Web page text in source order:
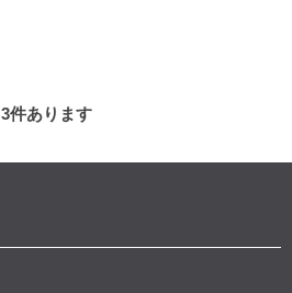
3件あります